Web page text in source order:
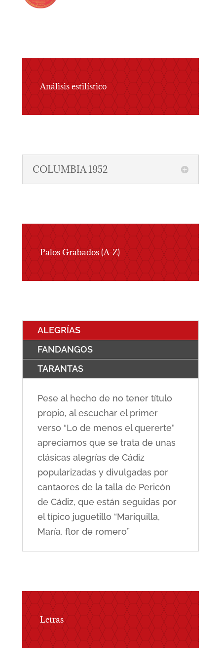
Análisis estilístico
COLUMBIA 1952
Palos Grabados (A-Z)
ALEGRÍAS
FANDANGOS
TARANTAS
Pese al hecho de no tener título
propio, al escuchar el primer
verso “Lo de menos el quererte”
apreciamos que se trata de unas
clásicas alegrías de Cádiz
popularizadas y divulgadas por
cantaores de la talla de Pericón
de Cádiz, que están seguidas por
el típico juguetillo “Mariquilla,
María, flor de romero”
Letras